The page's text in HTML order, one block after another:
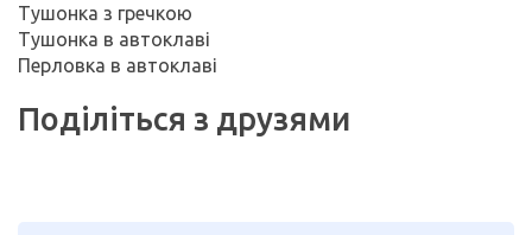
Тушонка з гречкою
Тушонка в автоклаві
Перловка в автоклаві
Поділіться з друзями